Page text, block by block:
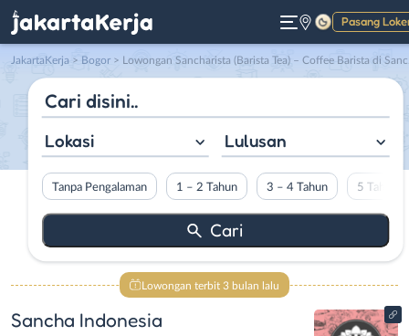
Pasang
Gelap
JakartaKerja > Bogor > Lowongan Sancharista (Barista Tea) – Coffee Barista di Sancha Indonesia
Lokasi Lulusan
Tanpa Pengalaman 1 – 2 Tahun 3 – 4 Tahun 5 Tahun
Lowongan terbit 3 bulan lalu
Sancha Indonesia